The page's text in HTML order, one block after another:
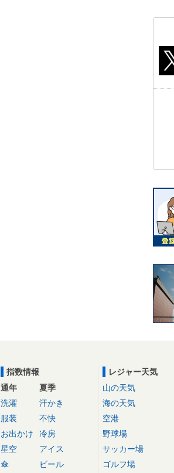
指数情報
通年
洗濯
服装
お出かけ
星空
傘
夏季
汗かき
不快
冷房
アイス
ビール
レジャー天気
山の天気
海の天気
空港
野球場
サッカー場
ゴルフ場